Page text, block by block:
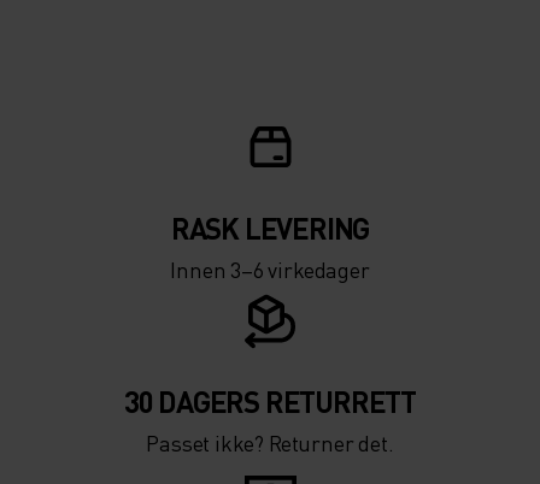
RASK LEVERING
Innen 3–6 virkedager
30 DAGERS RETURRETT
Passet ikke? Returner det.